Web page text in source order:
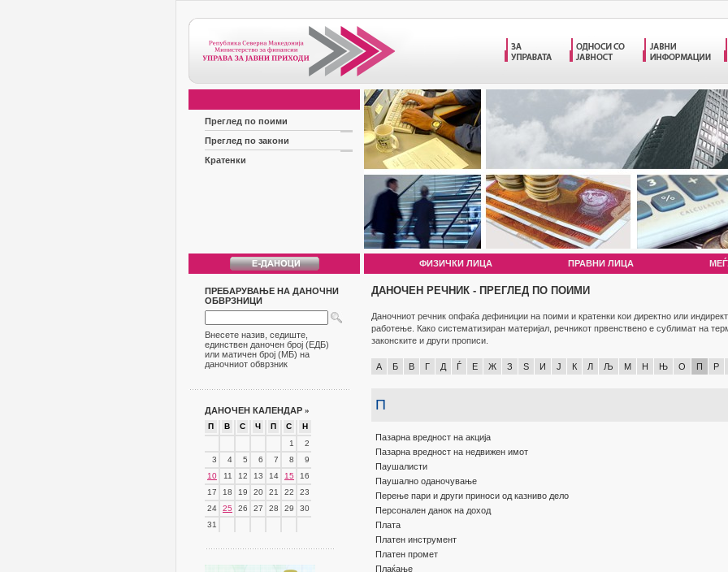
Преглед по поими
Преглед по закони
Кратенки
ФИЗИЧКИ ЛИЦА ПРАВНИ ЛИЦА
ПРЕБАРУВАЊЕ НА ДАНОЧНИ
ОБВРЗНИЦИ
Внесете назив, седиште,
единствен даночен број (ЕДБ)
или матичен број (МБ) на
даночниот обврзник
ДАНОЧЕН КАЛЕНДАР »
П В С Ч П С
Н
1
2
3
4 5 6 7 8
9
10
11 12 13 14 15
16
17
18 19 20 21 22
23
24
25 26 27 28 29
30
31
ДАНОЧЕН РЕЧНИК - ПРЕГЛЕД ПО ПОИМИ
Даночниот речник опфаќа дефиниции на поими и кратенки кои директно или
работење. Како систематизиран материјал, речникот првенствено е сублимат на
законските и други прописи.
А Б В Г Д Ѓ Е Ж З Ѕ И Ј К Л Љ М Н Њ О П Р
П
Пазарна вредност на акција
Пазарна вредност на недвижен имот
Паушалисти
Паушално оданочување
Перење пари и други приноси од казниво дело
Персонален данок на доход
Плата
Платен инструмент
Платен промет
Плаќање